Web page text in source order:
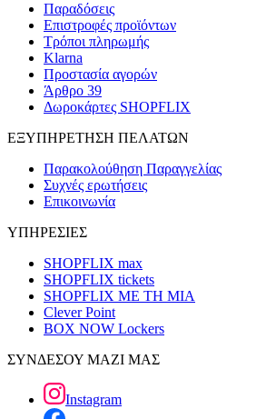
Παραδόσεις
Επιστροφές προϊόντων
Τρόποι πληρωμής
Klarna
Προστασία αγορών
Άρθρο 39
Δωροκάρτες SHOPFLIX
ΕΞΥΠΗΡΕΤΗΣΗ ΠΕΛΑΤΩΝ
Παρακολούθηση Παραγγελίας
Συχνές ερωτήσεις
Επικοινωνία
ΥΠΗΡΕΣΙΕΣ
SHOPFLIX max
SHOPFLIX tickets
SHOPFLIX ΜΕ ΤΗ ΜΙΑ
Clever Point
BOX NOW Lockers
ΣΥΝΔΕΣΟΥ ΜΑΖΙ ΜΑΣ
Instagram